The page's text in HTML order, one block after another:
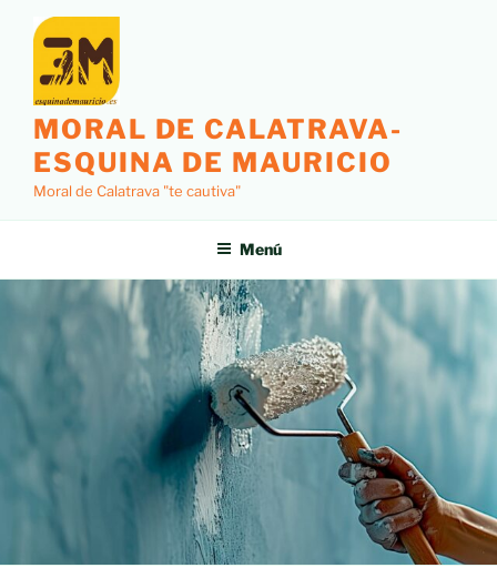
MORAL DE CALATRAVA-
ESQUINA DE MAURICIO
Moral de Calatrava "te cautiva"
Menú